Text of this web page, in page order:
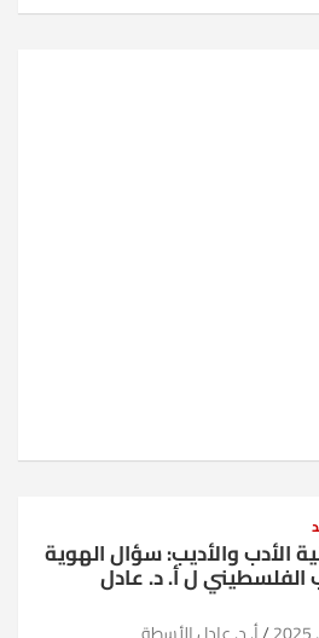
الأدب والأديب: سؤال الهوية
الفلسطيني ل أ. د. عادل